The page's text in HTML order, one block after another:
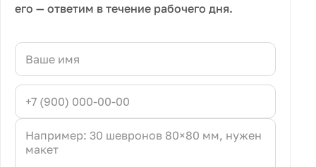
его — ответим в течение рабочего дня.